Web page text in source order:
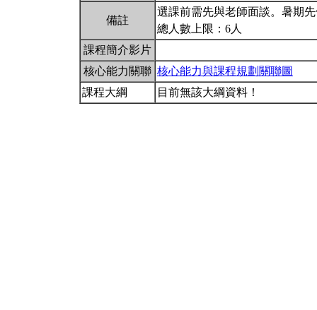
備註
選課前需先與老師面談。暑期
總人數上限：6人
課程簡介影片
核心能力關聯 核心能力與課程規劃關聯圖
課程大綱
目前無該大綱資料！